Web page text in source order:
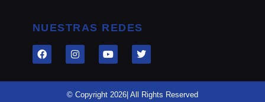
NUESTRAS REDES
© Copyright 2026| All Rights Reserved